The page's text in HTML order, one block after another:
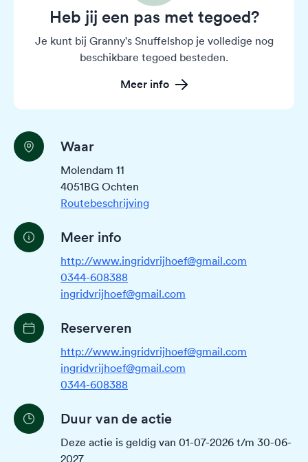
Heb jij een pas met tegoed?
Je kunt bij Granny's Snuffelshop je volledige nog
beschikbare tegoed besteden.
Meer info
Waar
Molendam 11
4051BG Ochten
Routebeschrijving
Meer info
http://www.ingridvrijhoef@gmail.com
0344-608388
ingridvrijhoef@gmail.com
Reserveren
http://www.ingridvrijhoef@gmail.com
ingridvrijhoef@gmail.com
0344-608388
Duur van de actie
Deze actie is geldig van 01-07-2026 t/m 30-06-
2027